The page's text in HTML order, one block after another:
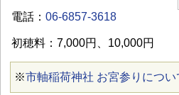
電話： 06-6857-3618
初穂料：7,000円、10,000円
※市軸稲荷神社 お宮参りにつ